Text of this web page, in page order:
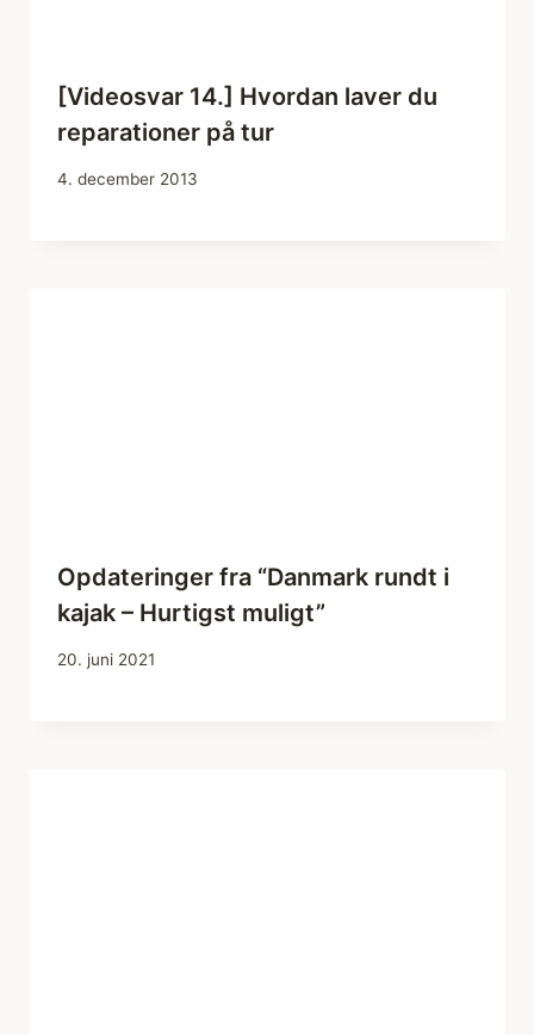
[Videosvar 14.] Hvordan laver du
reparationer på tur
4. december 2013
Opdateringer fra “Danmark rundt i
kajak – Hurtigst muligt”
20. juni 2021